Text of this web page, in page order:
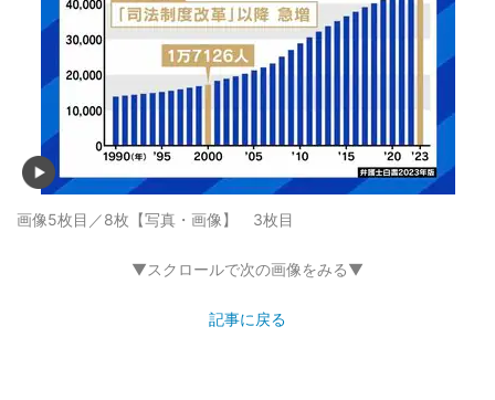
画像5枚目／8枚 【写真・画像】 3枚目
▼スクロールで次の画像をみる▼
記事に戻る